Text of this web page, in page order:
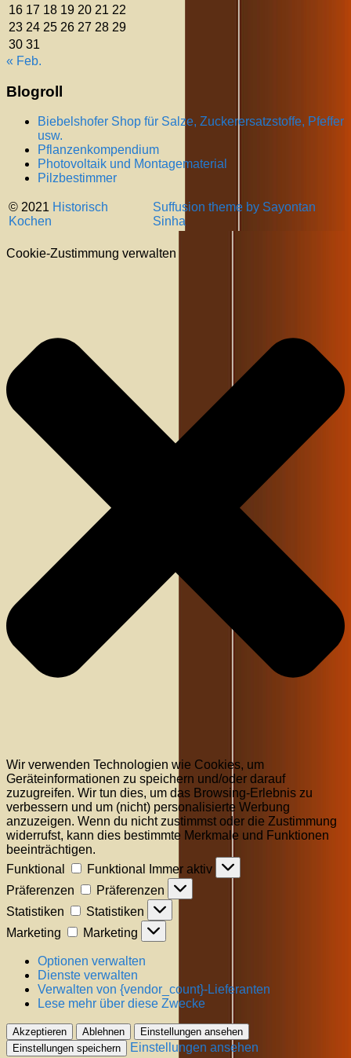
16 17 18 19 20 21 22
23 24 25 26 27 28 29
30 31
« Feb.
Blogroll
Biebelshofer Shop für Salze, Zuckerersatzstoffe, Pfeffer
usw.
Pflanzenkompendium
Photovoltaik und Montagematerial
Pilzbestimmer
© 2021 Historisch
Kochen
Suffusion theme by Sayontan
Sinha
Cookie-Zustimmung verwalten
Wir verwenden Technologien wie Cookies, um
Geräteinformationen zu speichern und/oder darauf
zuzugreifen. Wir tun dies, um das Browsing-Erlebnis zu
verbessern und um (nicht) personalisierte Werbung
anzuzeigen. Wenn du nicht zustimmst oder die Zustimmung
widerrufst, kann dies bestimmte Merkmale und Funktionen
beeinträchtigen.
Funktional
Funktional
Immer aktiv
Präferenzen
Präferenzen
Statistiken
Statistiken
Marketing
Marketing
Optionen verwalten
Dienste verwalten
Verwalten von {vendor_count}-Lieferanten
Lese mehr über diese Zwecke
Akzeptieren Ablehnen
Einstellungen ansehen
Einstellungen speichern
Einstellungen ansehen